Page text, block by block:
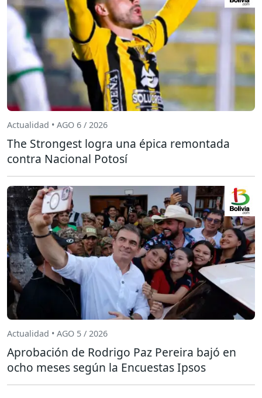
Actualidad • AGO 6 / 2026
The Strongest logra una épica remontada
contra Nacional Potosí
Actualidad • AGO 5 / 2026
Aprobación de Rodrigo Paz Pereira bajó en
ocho meses según la Encuestas Ipsos